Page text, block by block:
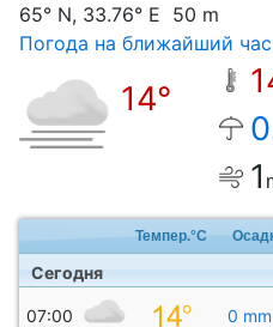
65° N, 33.76° E 50 m
Погода на ближайший час
14°
0
1
Темпер.°C
Сегодня
07:00 0 mm